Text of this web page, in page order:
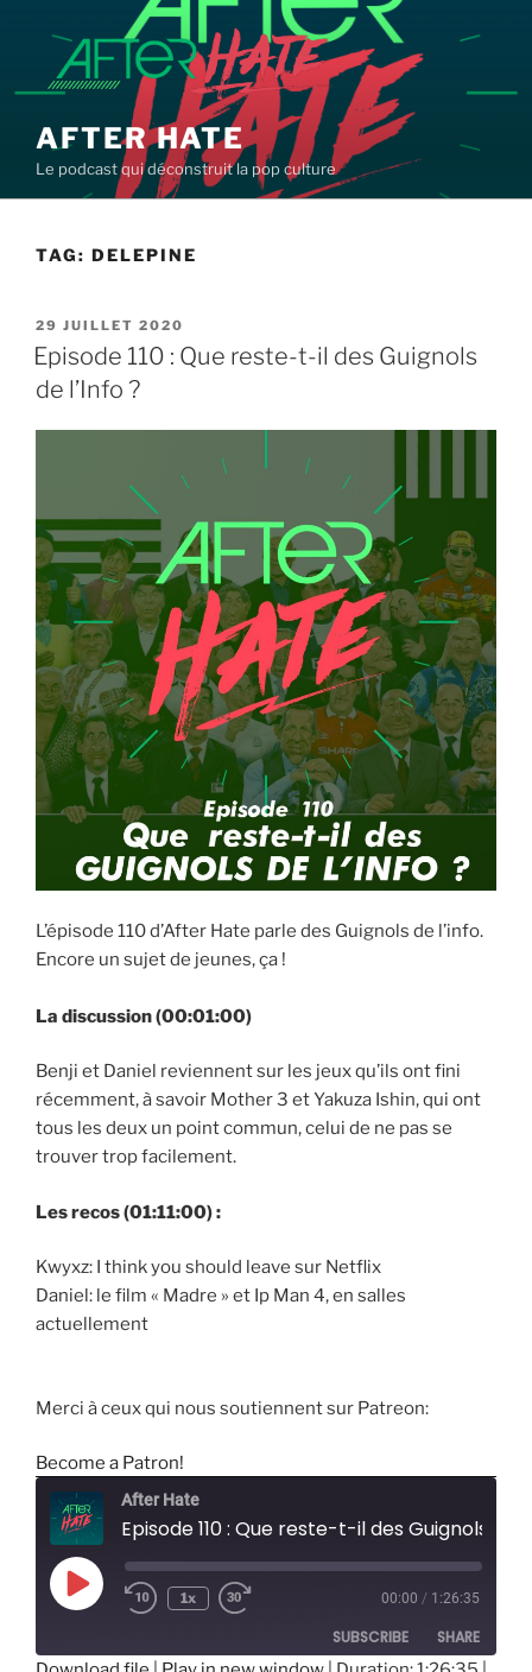
contenu
principal
AFTER HATE
Le podcast qui déconstruit la pop culture
TAG: DELEPINE
PUBLIÉ
LE
29 JUILLET 2020
Episode 110 : Que reste-t-il des Guignols
de l’Info ?
L’épisode 110 d’After Hate parle des Guignols de l’info.
Encore un sujet de jeunes, ça !
La discussion (00:01:00)
Benji et Daniel reviennent sur les jeux qu’ils ont fini
récemment, à savoir Mother 3 et Yakuza Ishin, qui ont
tous les deux un point commun, celui de ne pas se
trouver trop facilement.
Les recos (01:11:00) :
Kwyxz: I think you should leave sur Netflix
Daniel: le film « Madre » et Ip Man 4, en salles
actuellement
Merci à ceux qui nous soutiennent sur Patreon:
Become a Patron!
After Hate
Play
Episode
1x 00:00 / 1:26:35
SUBSCRIBE SHARE